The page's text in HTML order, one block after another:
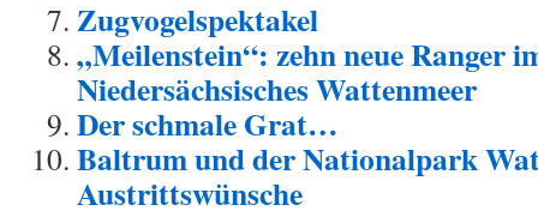
Zugvogelspektakel
„Meilenstein“: zehn neue Ranger
Niedersächsisches Wattenmeer
Der schmale Grat…
Baltrum und der Nationalpark
Austrittswünsche